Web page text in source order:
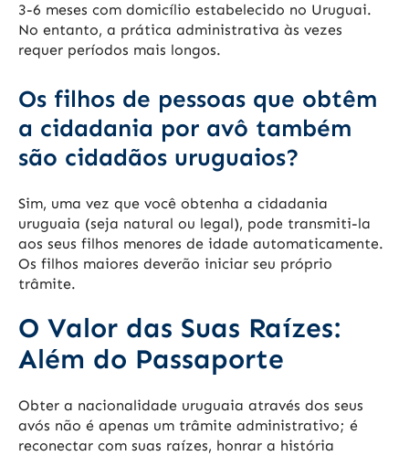
3-6 meses com domicílio estabelecido no Uruguai.
No entanto, a prática administrativa às vezes
requer períodos mais longos.
Os filhos de pessoas que obtêm
a cidadania por avô também
são cidadãos uruguaios?
Sim, uma vez que você obtenha a cidadania
uruguaia (seja natural ou legal), pode transmiti-la
aos seus filhos menores de idade automaticamente.
Os filhos maiores deverão iniciar seu próprio
trâmite.
O Valor das Suas Raízes:
Além do Passaporte
Obter a nacionalidade uruguaia através dos seus
avós não é apenas um trâmite administrativo; é
reconectar com suas raízes, honrar a história